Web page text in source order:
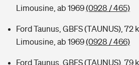
Limousine, ab 1969(0928 / 465)
Ford Taunus, GBFS (TAUNUS), 72
Limousine, ab 1969(0928 / 466)
Ford Taunus, GBFS (TAUNUS), 79